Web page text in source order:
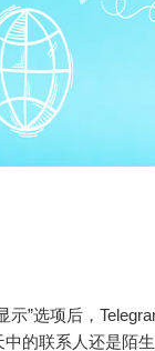
示”选项后，
的联系人还是陌